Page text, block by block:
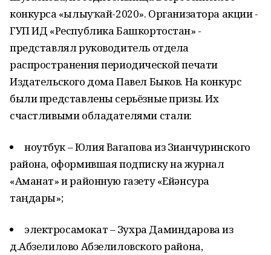
конкурса «Һылыуҡай-2020». Организатора акции -
ГУП ИД «Республика Башкортостан» -
представлял руководитель отдела
распространения периодической печати
Издательского дома Павел Быков. На конкурс
были представлены серьёзные призы. Их
счастливыми обладателями стали:
ноутбук – Юлия Вагапова из Зианчуринского
района, оформившая подписку на журнал
«Аманат» и районную газету «Ейәнсура
таңдары»;
электросамокат – Зухра Даминдарова из
д.Абзелилово Абзелиловского района,